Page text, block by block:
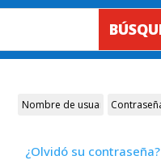
¿Olvidó su contraseña?